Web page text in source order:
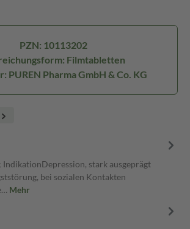
PZN: 10113202
Filmtabletten
PUREN Pharma GmbH & Co. KG
IndikationDepression, stark ausgeprägt
bei sozialen Kontakten
Mehr